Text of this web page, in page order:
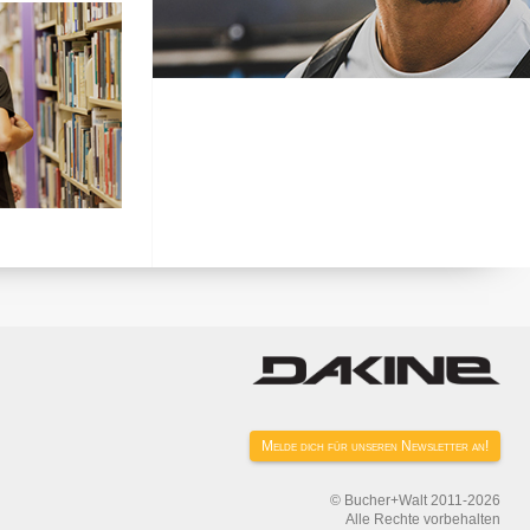
Melde dich für unseren Newsletter an!
© Bucher+Walt 2011-2026
Alle Rechte vorbehalten